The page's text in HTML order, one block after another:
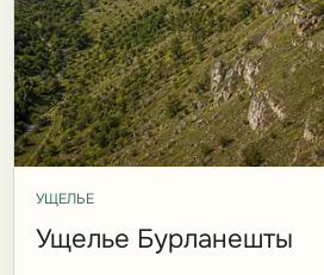
УЩЕЛЬЕ
Ущелье Бурланешты